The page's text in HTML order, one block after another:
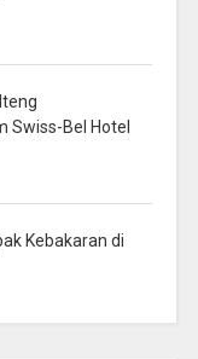
Swiss-Bel Hotel
Kebakaran di